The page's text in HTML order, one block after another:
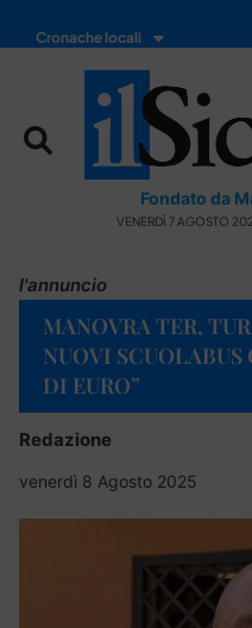
Cronache locali
Fondato da
VENERDÌ 7 AGOSTO
l'annuncio
MANOVRA TER,
NUOVI
DI EURO”
Redazione
venerdì 8 Agosto 2025